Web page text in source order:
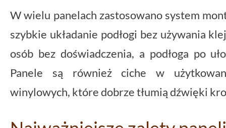
W wielu panelach zastosowano system
szybkie układanie podłogi bez używania
osób bez doświadczenia, a podłoga po
Panele są również ciche w
winylowych, które dobrze tłumią dźwięki